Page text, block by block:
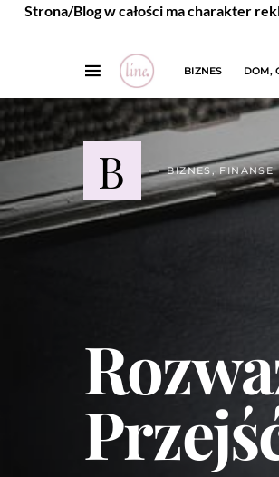
Strona/Blog w całości ma charakter
BIZNES DOM,
B BIZNES, FINANSE